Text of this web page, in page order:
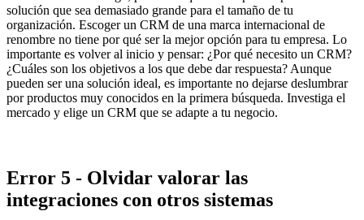
solución que sea demasiado grande para el tamaño de tu
organización. Escoger un CRM de una marca internacional de
renombre no tiene por qué ser la mejor opción para tu empresa. Lo
importante es volver al inicio y pensar: ¿Por qué necesito un CRM?
¿Cuáles son los objetivos a los que debe dar respuesta? Aunque
pueden ser una solución ideal, es importante no dejarse deslumbrar
por productos muy conocidos en la primera búsqueda. Investiga el
mercado y elige un CRM que se adapte a tu negocio.
Error 5 - Olvidar valorar las
integraciones con otros sistemas